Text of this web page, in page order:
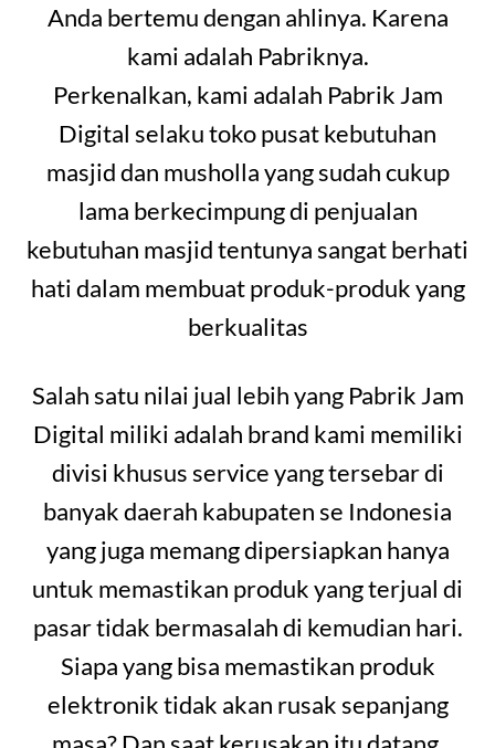
Anda bertemu dengan ahlinya. Karena
kami adalah Pabriknya.
Perkenalkan, kami adalah Pabrik Jam
Digital selaku toko pusat kebutuhan
masjid dan musholla yang sudah cukup
lama berkecimpung di penjualan
kebutuhan masjid tentunya sangat berhati
hati dalam membuat produk-produk yang
berkualitas
Salah satu nilai jual lebih yang Pabrik Jam
Digital miliki adalah brand kami memiliki
divisi khusus service yang tersebar di
banyak daerah kabupaten se Indonesia
yang juga memang dipersiapkan hanya
untuk memastikan produk yang terjual di
pasar tidak bermasalah di kemudian hari.
Siapa yang bisa memastikan produk
elektronik tidak akan rusak sepanjang